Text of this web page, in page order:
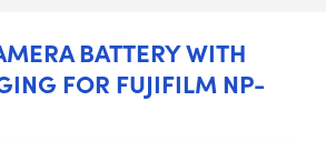
BATTERY WITH
FOR FUJIFILM NP-